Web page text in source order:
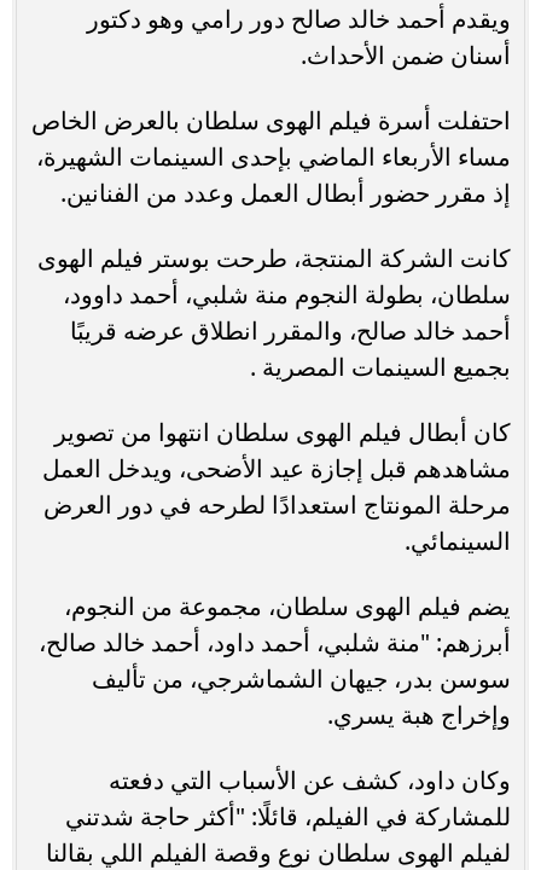
ويقدم أحمد خالد صالح دور رامي وهو دكتور
أسنان ضمن الأحداث.
احتفلت أسرة فيلم الهوى سلطان بالعرض الخاص
مساء الأربعاء الماضي بإحدى السينمات الشهيرة،
إذ مقرر حضور أبطال العمل وعدد من الفنانين.
كانت الشركة المنتجة، طرحت بوستر فيلم الهوى
سلطان، بطولة النجوم منة شلبي، أحمد داوود،
أحمد خالد صالح، والمقرر انطلاق عرضه قريبًا
بجميع السينمات المصرية .
كان أبطال فيلم الهوى سلطان انتهوا من تصوير
مشاهدهم قبل إجازة عيد الأضحى، ويدخل العمل
مرحلة المونتاج استعدادًا لطرحه في دور العرض
السينمائي.
يضم فيلم الهوى سلطان، مجموعة من النجوم،
أبرزهم: "منة شلبي، أحمد داود، أحمد خالد صالح،
سوسن بدر، جيهان الشماشرجي، من تأليف
وإخراج هبة يسري.
وكان داود، كشف عن الأسباب التي دفعته
للمشاركة في الفيلم، قائلًا: "أكثر حاجة شدتني
لفيلم الهوى سلطان نوع وقصة الفيلم اللي بقالنا